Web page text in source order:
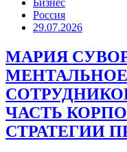
Бизнес
Россия
29.07.2026
МАРИЯ
МЕНТАЛЬНОЕ
ЧАСТЬ
СТРАТЕГИИ